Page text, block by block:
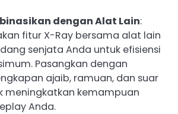
dengan Alat Lain:
fitur X-Ray bersama alat lain
senjata Anda untuk efisiensi
Pasangkan dengan
ajaib, ramuan, dan suar
meningkatkan kemampuan
Anda.